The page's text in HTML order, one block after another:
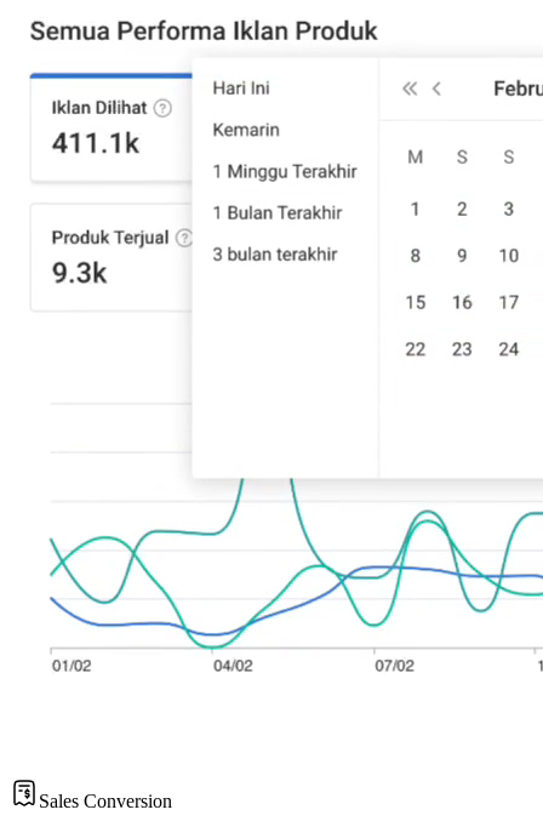
Sales Conversion